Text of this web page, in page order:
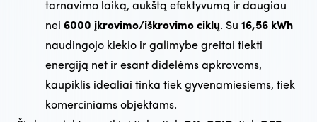
tarnavimo laiką, aukštą efektyvumą ir daugiau
nei 6000 įkrovimo/iškrovimo ciklų. Su 16,56 kWh
naudingojo kiekio ir galimybe greitai tiekti
energiją net ir esant didelėms apkrovoms,
kaupiklis idealiai tinka tiek gyvenamiesiems, tiek
komerciniams objektams.